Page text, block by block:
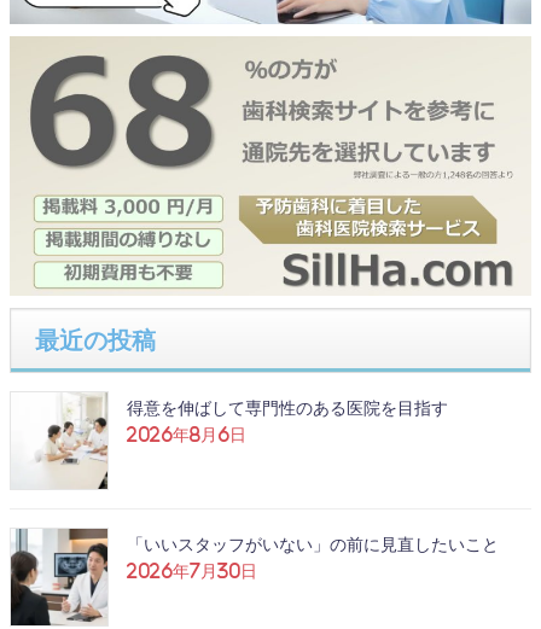
最近の投稿
得意を伸ばして専門性のある医院を目指す
2026年8月6日
「いいスタッフがいない」の前に見直したいこと
2026年7月30日